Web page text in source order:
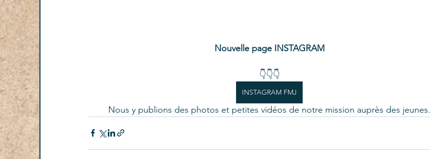
Nouvelle page INSTAGRAM
👇👇👇
INSTAGRAM FMJ
Nous y publions des photos et petites vidéos de notre mission auprès des jeunes.